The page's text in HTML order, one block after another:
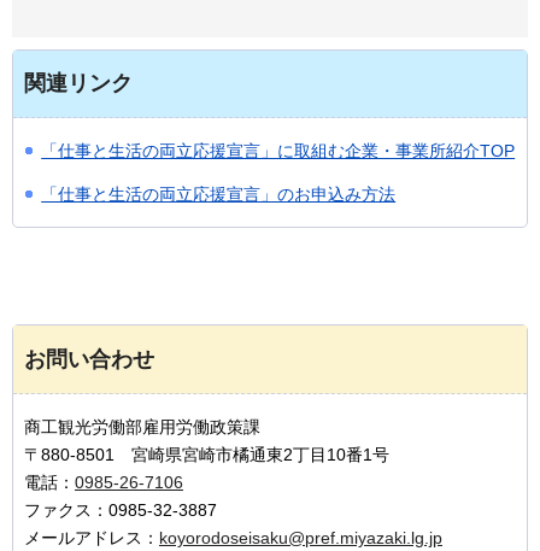
関連リンク
「仕事と生活の両立応援宣言」に取組む企業・事業所紹介TOP
「仕事と生活の両立応援宣言」のお申込み方法
お問い合わせ
商工観光労働部雇用労働政策課
〒880-8501 宮崎県宮崎市橘通東2丁目10番1号
電話： 0985-26-7106
ファクス：0985-32-3887
メールアドレス： koyorodoseisaku@pref.miyazaki.lg.jp